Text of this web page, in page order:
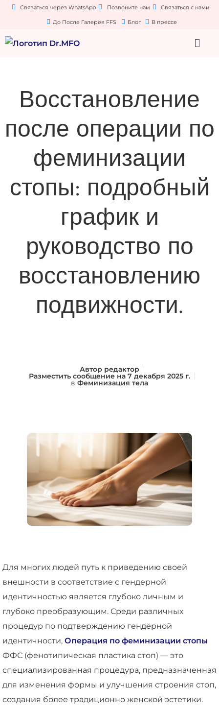
Связаться через WhatsApp Позвоните нам Связаться с нами
До После Галерея FFS Блог В прессе
Восстановление
после операции по
феминизации
стопы: подробный
график и
руководство по
восстановлению
подвижности.
Автор редактор
Разместить сообщение на 7 декабря 2025 г.
в Феминизация тела
Для многих людей путь к приведению своей
внешности в соответствие с гендерной
идентичностью является глубоко личным и
глубоко преобразующим. Среди различных
процедур по подтверждению гендерной
идентичности, Операция по феминизации стопы
ФФС (фенотипическая пластика стоп) — это
специализированная процедура, предназначенная
для изменения формы и улучшения строения стоп,
создания более традиционно женской эстетики.